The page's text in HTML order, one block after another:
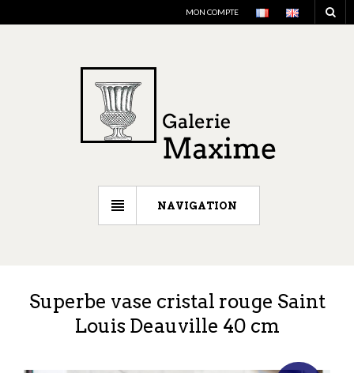
MON COMPTE
NAVIGATION
Superbe vase cristal rouge Saint
Louis Deauville 40 cm